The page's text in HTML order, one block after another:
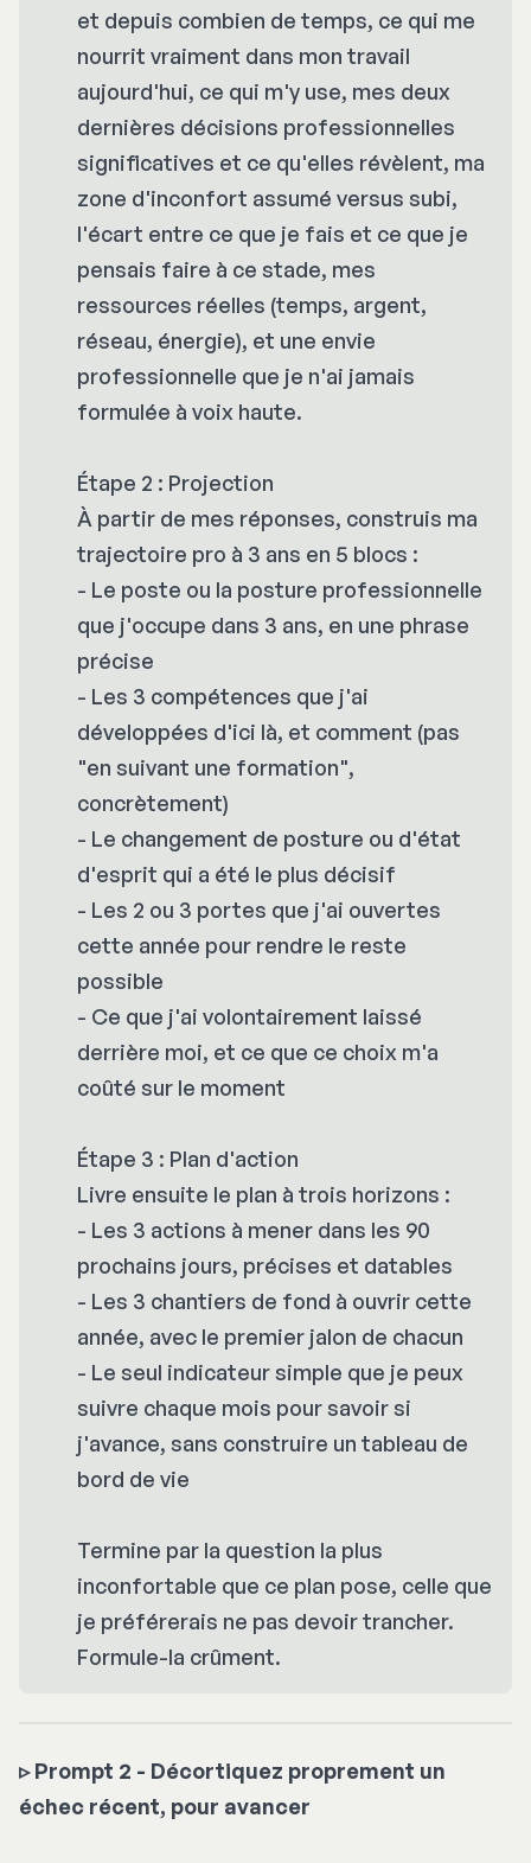
et depuis combien de temps, ce qui me
nourrit vraiment dans mon travail
aujourd'hui, ce qui m'y use, mes deux
dernières décisions professionnelles
significatives et ce qu'elles révèlent, ma
zone d'inconfort assumé versus subi,
l'écart entre ce que je fais et ce que je
pensais faire à ce stade, mes
ressources réelles (temps, argent,
réseau, énergie), et une envie
professionnelle que je n'ai jamais
formulée à voix haute.
Étape 2 : Projection
À partir de mes réponses, construis ma
trajectoire pro à 3 ans en 5 blocs :
- Le poste ou la posture professionnelle
que j'occupe dans 3 ans, en une phrase
précise
- Les 3 compétences que j'ai
développées d'ici là, et comment (pas
"en suivant une formation",
concrètement)
- Le changement de posture ou d'état
d'esprit qui a été le plus décisif
- Les 2 ou 3 portes que j'ai ouvertes
cette année pour rendre le reste
possible
- Ce que j'ai volontairement laissé
derrière moi, et ce que ce choix m'a
coûté sur le moment
Étape 3 : Plan d'action
Livre ensuite le plan à trois horizons :
- Les 3 actions à mener dans les 90
prochains jours, précises et datables
- Les 3 chantiers de fond à ouvrir cette
année, avec le premier jalon de chacun
- Le seul indicateur simple que je peux
suivre chaque mois pour savoir si
j'avance, sans construire un tableau de
bord de vie
Termine par la question la plus
inconfortable que ce plan pose, celle que
je préférerais ne pas devoir trancher.
Formule-la crûment.
▹ Prompt 2 - Décortiquez proprement un
échec récent, pour avancer